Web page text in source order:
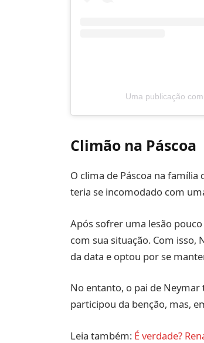
Uma publicação
Climão na Páscoa
O clima de Páscoa na
teria se incomodado com
Após sofrer uma lesão
com sua situação. Com
da data e optou por se
No entanto, o pai de
participou da benção, mas,
Leia também: É verdade?